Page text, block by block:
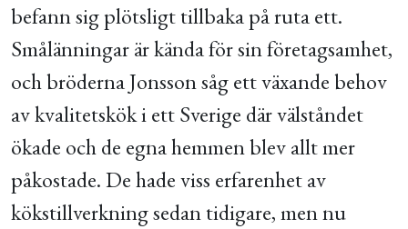
befann sig plötsligt tillbaka på ruta ett.
Smålänningar är kända för sin företagsamhet,
och bröderna Jonsson såg ett växande behov
av kvalitetskök i ett Sverige där välståndet
ökade och de egna hemmen blev allt mer
påkostade. De hade viss erfarenhet av
kökstillverkning sedan tidigare, men nu